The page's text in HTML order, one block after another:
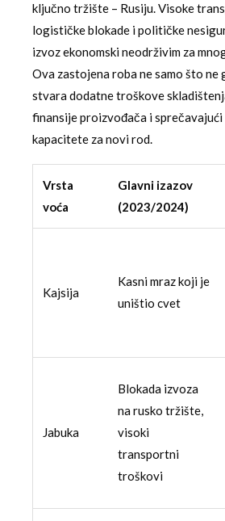
ključno tržište – Rusiju. Visoke
logističke blokade i političke
izvoz ekonomski neodrživim za
Ova zastojena roba ne samo što ne
stvara dodatne troškove
finansije proizvođača i sprečavajući
kapacitete za novi rod.
Vrsta
voća
Glavni izazov
(2023/2024)
Kajsija
Kasni mraz koji je
uništio cvet
Jabuka
Blokada izvoza
na rusko tržište,
visoki
transportni
troškovi